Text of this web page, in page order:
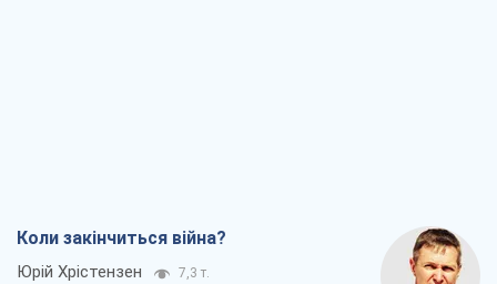
Коли закінчиться війна?
Юрій Хрістензен 7,3 т.